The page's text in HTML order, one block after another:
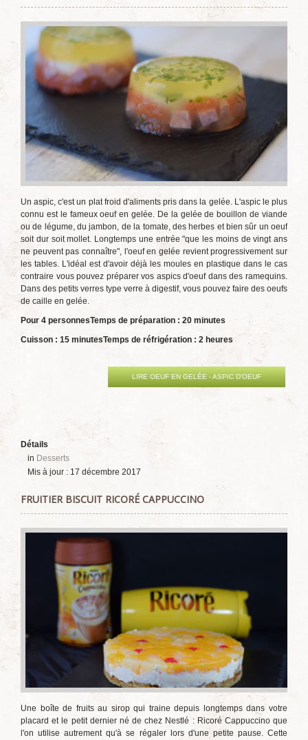
Un aspic, c'est un plat froid d'aliments pris dans la gelée. L'aspic le plus
connu est le fameux oeuf en gelée. De la gelée de bouillon de viande
ou de légume, du jambon, de la tomate, des herbes et bien sûr un oeuf
soit dur soit mollet. Longtemps une entrée "que les moins de vingt ans
ne peuvent pas connaître", l'oeuf en gelée revient progressivement sur
les tables. L'idéal est d'avoir déjà les moules en plastique dans le cas
contraire vous pouvez préparer vos aspics d'oeuf dans des ramequins.
Dans des petits verres type verre à digestif, vous pouvez faire des oeufs
de caille en gelée.
Pour 4 personnesTemps de préparation : 20 minutes
Cuisson : 15 minutesTemps de réfrigération : 2 heures
LIRE OEUF EN GELÉE - ASPIC D'OEUF
Détails
in Desserts
Mis à jour : 17 décembre 2017
FRUITIER BISCUIT RICORÉ CAPPUCCINO
Une boîte de fruits au sirop qui traine depuis longtemps dans votre
placard et le petit dernier né de chez Nestlé : Ricoré Cappuccino que
l'on utilise autrement qu'à se régaler lors d'une petite pause. Cette